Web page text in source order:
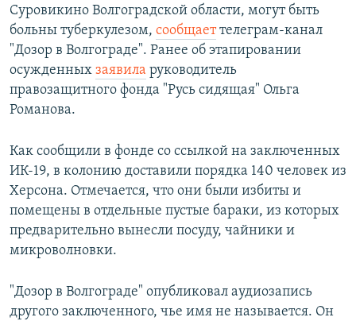
Суровикино Волгоградской области, могут быть
больны туберкулезом, сообщаеттелеграм-канал
"Дозор в Волгограде". Ранее об этапировании
осужденных заявила руководитель
правозащитного фонда "Русь сидящая" Ольга
Романова.
Как сообщили в фонде со ссылкой на заключенных
ИК-19, в колонию доставили порядка 140 человек из
Херсона. Отмечается, что они были избиты и
помещены в отдельные пустые бараки, из которых
предварительно вынесли посуду, чайники и
микроволновки.
"Дозор в Волгограде" опубликовал аудиозапись
другого заключенного, чье имя не называется. Он